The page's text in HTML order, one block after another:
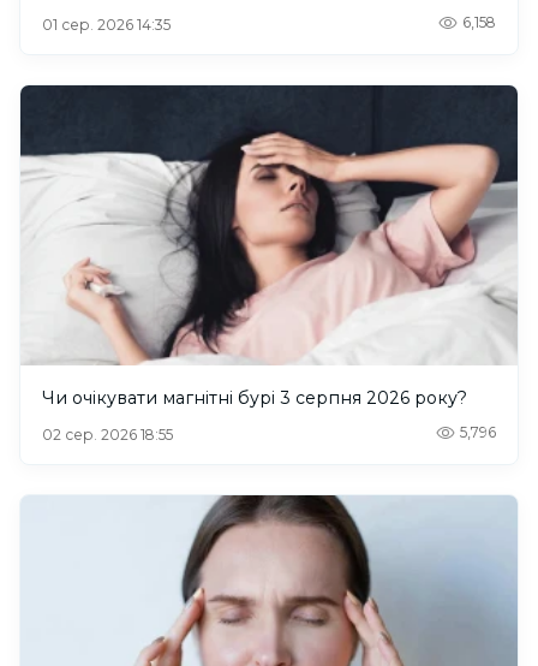
01 сер. 2026 14:35 6,158
Чи очікувати магнітні бурі 3 серпня 2026 року?
02 сер. 2026 18:55 5,796